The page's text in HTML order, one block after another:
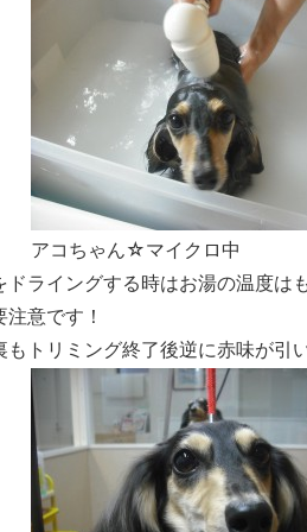
アコちゃん☆マイクロ中
ドライングする時はお湯の温度は
意です！
トリミング終了後逆に赤味が引